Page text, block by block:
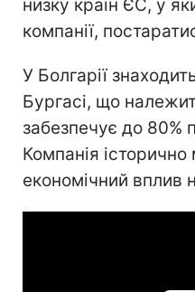
низку країн ЄС, у
компанії,
У Болгарії
Бургасі, що
забезпечує до 80%
Компанія
економічний вплив